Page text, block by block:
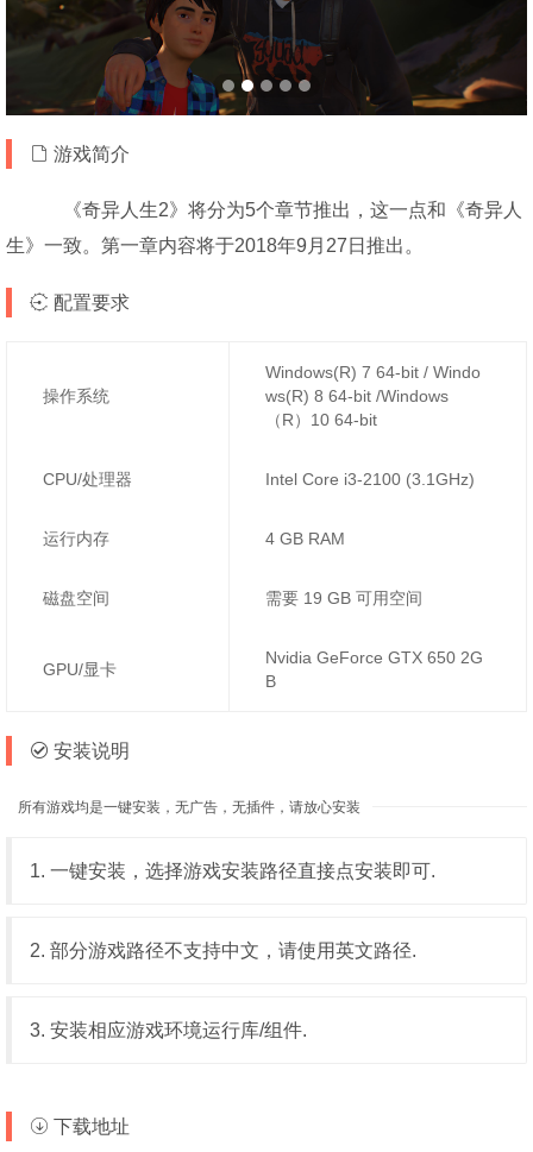
游戏简介
《奇异人生2》将分为5个章节推出，这一点和《奇异人
生》一致。第一章内容将于2018年9月27日推出。
配置要求
操作系统
Windows(R) 7 64-bit / Windo
ws(R) 8 64-bit /Windows
（R）10 64-bit
CPU/处理器 Intel Core i3-2100 (3.1GHz)
运行内存 4 GB RAM
磁盘空间 需要 19 GB 可用空间
GPU/显卡
Nvidia GeForce GTX 650 2G
B
安装说明
所有游戏均是一键安装，无广告，无插件，请放心安装
1. 一键安装，选择游戏安装路径直接点安装即可.
2. 部分游戏路径不支持中文，请使用英文路径.
3. 安装相应游戏环境运行库/组件.
下载地址